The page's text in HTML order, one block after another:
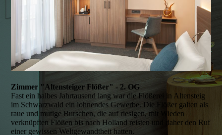
Zimmer "Altensteiger Flößer" - 2. OG
Fast ein halbes Jahrtausend lang war die Flößerei in Altensteig
im Schwarzwald ein lohnendes Gewerbe. Die Flößer galten als
raue und mutige Burschen, die auf riesigen, mit Wieden
verknüpften Flößen bis nach Holland reisten und daher den Ruf
einer gewissen Weltgewandtheit hatten.